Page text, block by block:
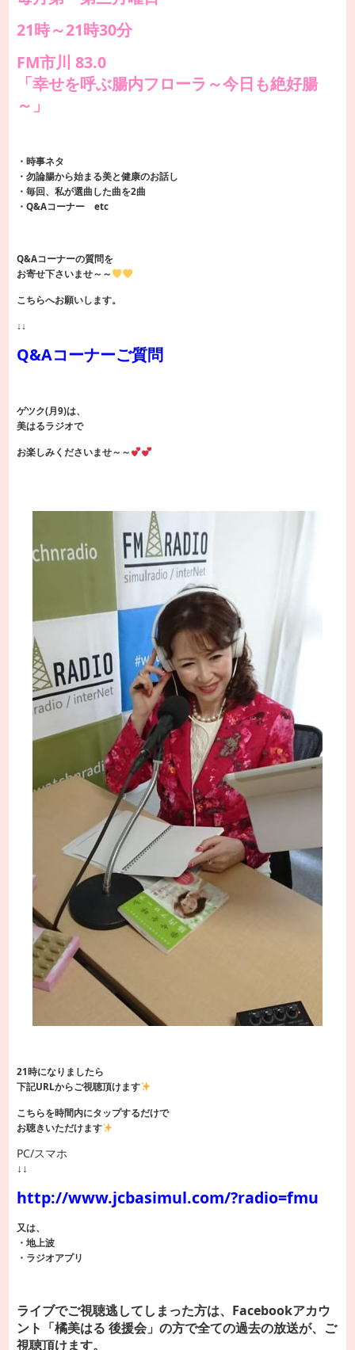
21時～21時30分
FM市川 83.0
「幸せを呼ぶ腸内フローラ～今日も絶好腸
～」
・時事ネタ
・勿論腸から始まる美と健康のお話し
・毎回、私が選曲した曲を2曲
・Q&Aコーナー etc
Q&Aコーナーの質問を
お寄せ下さいませ～～
こちらへお願いします。
↓↓
Q&Aコーナーご質問
ゲツク(月9)は、
美はるラジオで
お楽しみくださいませ～～
21時になりましたら
下記URLからご視聴頂けます
こちらを時間内にタップするだけで
お聴きいただけます
PC/スマホ
↓↓
http://www.jcbasimul.com/?radio=fmu
又は、
・地上波
・ラジオアプリ
ライブでご視聴逃してしまった方は、Facebookアカウ
ント「橘美はる 後援会」の方で全ての過去の放送が、ご
視聴頂けます。